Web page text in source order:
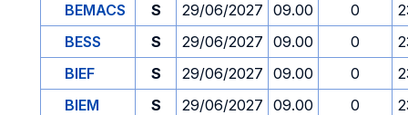
BEMACS
S 29/06/2027 09.00 0
BESS
S 29/06/2027 09.00 0
BIEF
S 29/06/2027 09.00 0
BIEM
S 29/06/2027 09.00 0